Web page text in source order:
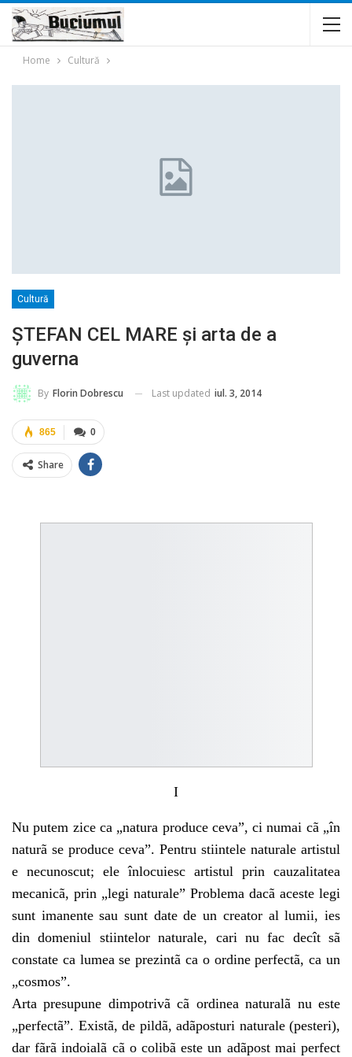
Home Cultură
Cultură
ȘTEFAN CEL MARE şi arta de a
guverna
By Florin Dobrescu Last updated iul. 3, 2014
0
865
Share
I
Nu putem zice ca „natura produce ceva”, ci numai cã „în
naturã se produce ceva”. Pentru stiintele naturale artistul
e necunoscut; ele înlocuiesc artistul prin cauzalitatea
mecanicã, prin „legi naturale” Problema dacã aceste legi
sunt imanente sau sunt date de un creator al lumii, ies
din domeniul stiintelor naturale, cari nu fac decît sã
constate ca lumea se prezintã ca o ordine perfectã, ca un
„cosmos”.
Arta presupune dimpotrivã cã ordinea naturalã nu este
„perfectã”. Existã, de pildã, adãposturi naturale (pesteri),
dar fãrã indoialã cã o colibã este un adãpost mai perfect